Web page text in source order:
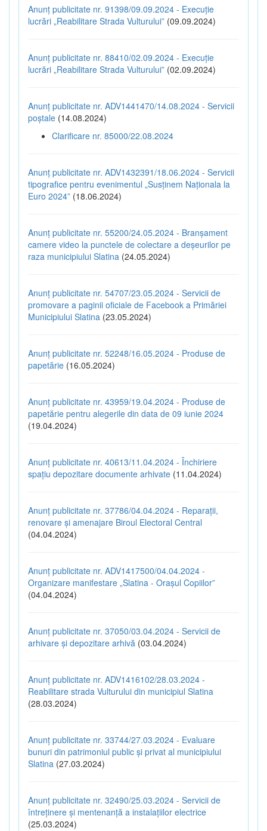
Anunț publicitate nr. 91398/09.09.2024 - Execuție
lucrări „Reabilitare Strada Vulturului” (09.09.2024)
Anunț publicitate nr. 88410/02.09.2024 - Execuție
lucrări „Reabilitare Strada Vulturului” (02.09.2024)
Anunț publicitate nr. ADV1441470/14.08.2024 - Servicii
poștale (14.08.2024)
Clarificare nr. 85000/22.08.2024
Anunț publicitate nr. ADV1432391/18.06.2024 - Servicii
tipografice pentru evenimentul „Susținem Naționala la
Euro 2024” (18.06.2024)
Anunț publicitate nr. 55200/24.05.2024 - Branșament
camere video la punctele de colectare a deșeurilor pe
raza municipiului Slatina (24.05.2024)
Anunț publicitate nr. 54707/23.05.2024 - Servicii de
promovare a paginii oficiale de Facebook a Primăriei
Municipiului Slatina (23.05.2024)
Anunț publicitate nr. 52248/16.05.2024 - Produse de
papetărie (16.05.2024)
Anunț publicitate nr. 43959/19.04.2024 - Produse de
papetărie pentru alegerile din data de 09 iunie 2024
(19.04.2024)
Anunț publicitate nr. 40613/11.04.2024 - Închiriere
spațiu depozitare documente arhivate (11.04.2024)
Anunț publicitate nr. 37786/04.04.2024 - Reparații,
renovare și amenajare Biroul Electoral Central
(04.04.2024)
Anunț publicitate nr. ADV1417500/04.04.2024 -
Organizare manifestare „Slatina - Orașul Copiilor”
(04.04.2024)
Anunț publicitate nr. 37050/03.04.2024 - Servicii de
arhivare și depozitare arhivă (03.04.2024)
Anunț publicitate nr. ADV1416102/28.03.2024 -
Reabilitare strada Vulturului din municipiul Slatina
(28.03.2024)
Anunț publicitate nr. 33744/27.03.2024 - Evaluare
bunuri din patrimoniul public și privat al municipiului
Slatina (27.03.2024)
Anunț publicitate nr. 32490/25.03.2024 - Servicii de
întreținere și mentenanță a instalațiilor electrice
(25.03.2024)